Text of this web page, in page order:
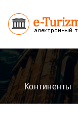
Континенты